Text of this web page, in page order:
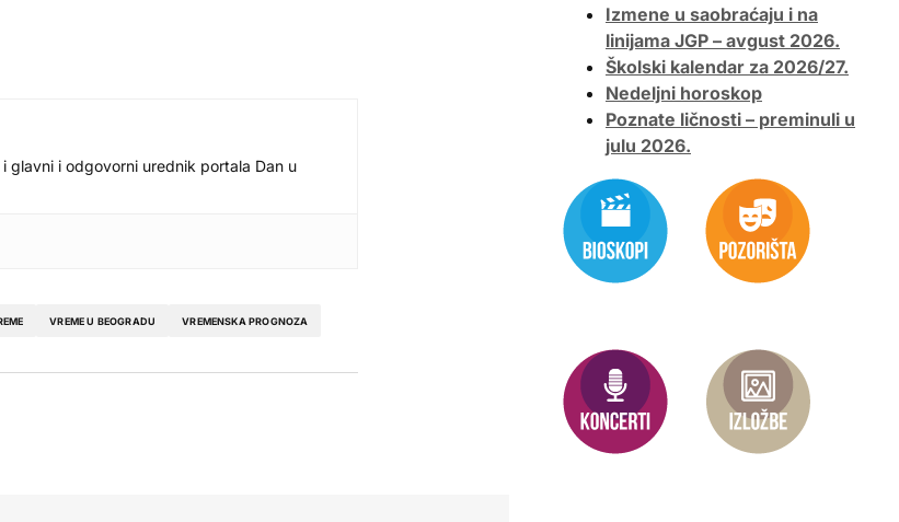
glavni i odgovorni urednik portala Dan u
VREME U BEOGRADU VREMENSKA PROGNOZA
Izmene u saobraćaju i na
linijama JGP – avgust 2026.
Školski kalendar za 2026/27.
Nedeljni horoskop
Poznate ličnosti – preminuli u
julu 2026.